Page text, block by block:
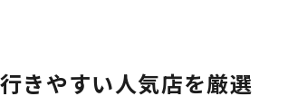
きやすい人気店を厳選